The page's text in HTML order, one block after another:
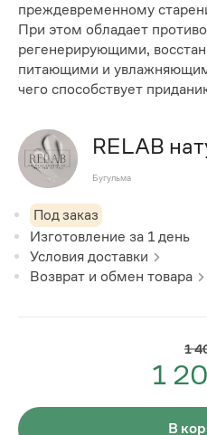
преждевременному
При этом обладает
регенерирующими,
питающими и
чего способствует
RELAB
косметика
Бугульма
Под заказ
Изготовление за 1 день
Условия доставки
Возврат и обмен товара
1
1
В